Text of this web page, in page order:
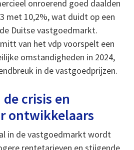
onroerend goed daalden
met 10,2%, wat duidt op een
Duitse vastgoedmarkt.
van het vdp voorspelt een
omstandigheden in 2024,
in de vastgoedprijzen.
crisis en
ontwikkelaars
in de vastgoedmarkt wordt